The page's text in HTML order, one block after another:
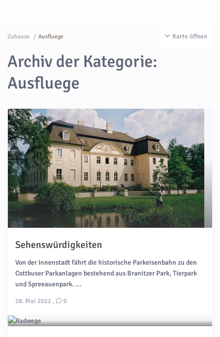
Karte öffnen
Zuhause Ausfluege
Archiv der Kategorie:
Ausfluege
Sehenswürdigkeiten
Von der Innenstadt fährt die historische Parkeisenbahn zu den
Cottbuser Parkanlagen bestehend aus Branitzer Park, Tierpark
und Spreeauenpark. ...
28. Mai 2022 , 0